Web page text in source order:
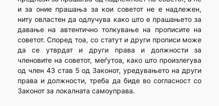
и за оние прашања за кои советот не е надлежен,
ниту овластен да одлучува како што е прашањето за
давање на автентично толкување на прописите на
советот. Според тоа, со статут и други прописи може
да се утврдат и други права и должности за
членовите на советот, меѓутоа, како што произлегува
од член 43 став 5 од Законот, уредувањето на други
права и должности, треба да биде во согласност со
Законот за локалната самоуправа.